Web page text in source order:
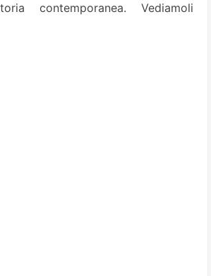
contemporanea. Vediamoli